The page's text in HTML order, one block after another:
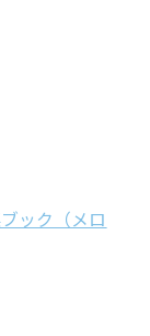
ック（メロ